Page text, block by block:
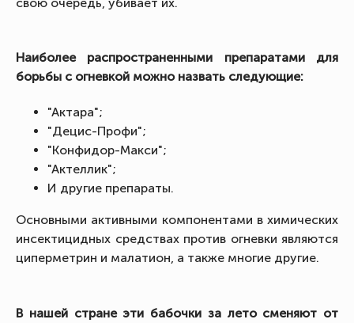
Наиболее распространенными препаратами для
борьбы с огневкой можно назвать следующие:
"Актара";
"Децис-Профи";
"Конфидор-Макси";
"Актеллик";
И другие препараты.
Основными активными компонентами в химических
инсектицидных средствах против огневки являются
циперметрин и малатион, а также многие другие.
В нашей стране эти бабочки за лето сменяют от